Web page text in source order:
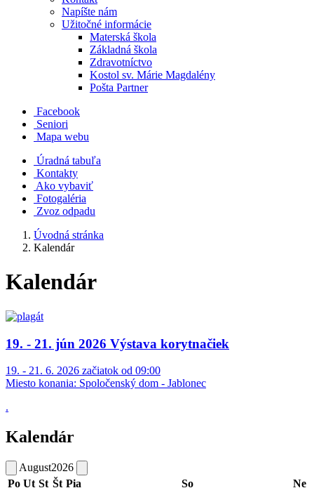
Napíšte nám
Užitočné informácie
Materská škola
Základná škola
Zdravotníctvo
Kostol sv. Márie Magdalény
Pošta Partner
Facebook
Seniori
Mapa webu
Úradná tabuľa
Kontakty
Ako vybaviť
Fotogaléria
Zvoz odpadu
Úvodná stránka
Kalendár
Kalendár
19. - 21. jún 2026 Výstava korytnačiek
19. - 21. 6. 2026 začiatok od 09:00
Miesto konania: Spoločenský dom - Jablonec
.
Kalendár
August2026
Po Ut St Št Pia So Ne